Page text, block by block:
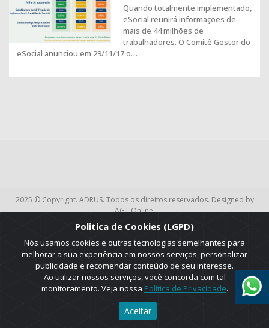
Quando totalmente implementado,
eSocial reunirá informações de
mais de 44 milhões de
trabalhadores. O Comitê Gestor do
eSocial anunciou em 29/11/17 o…
2025 © Copyright. ADRUS. Todos os direitos reservados. Designed by
AGT Online.
Politica de Cookies (LGPD)
Nós usamos cookies e outras tecnologias semelhantes para
melhorar a sua experiência em nossos serviços, personalizar
publicidade e recomendar conteúdo de seu interesse.
Ao utilizar nossos serviços, você concorda com tal
monitoramento. Veja nossa Política de Privacidade.
Aceitar